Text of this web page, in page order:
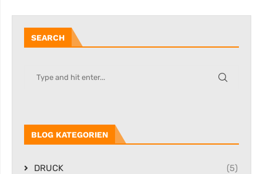
SEARCH
BLOG KATEGORIEN
DRUCK (5)